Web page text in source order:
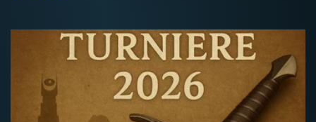
Kostenloser Versand